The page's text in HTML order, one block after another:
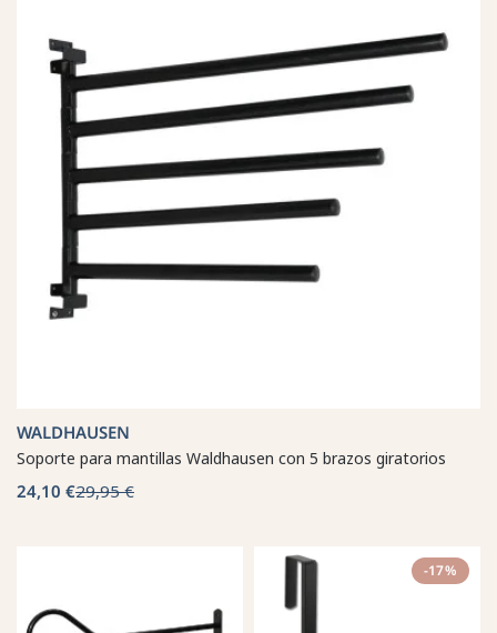
WALDHAUSEN
Soporte para mantillas Waldhausen con 5 brazos giratorios
24,10 €29,95 €
-17%